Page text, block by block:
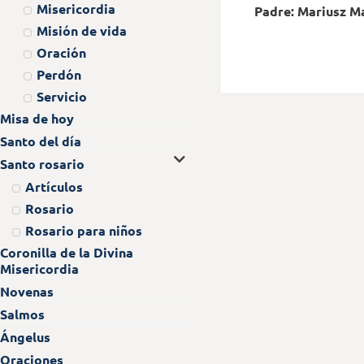
Misericordia
Misión de vida
Oración
Perdón
Servicio
Misa de hoy
Santo del día
Santo rosario
Artículos
Rosario
Rosario para niños
Coronilla de la Divina
Misericordia
Novenas
Salmos
Ángelus
Oraciones
Padre: Mariusz